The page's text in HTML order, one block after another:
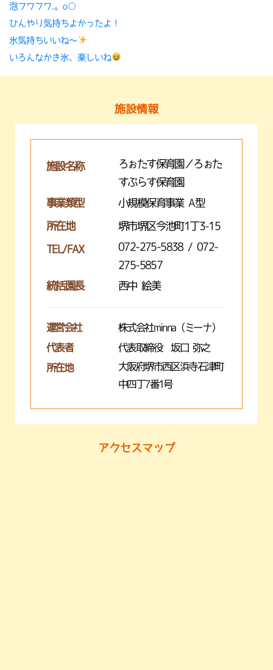
泡フワフワ.。o○
ひんやり気持ちよかったよ！
氷気持ちいいね〜
いろんなかき氷、楽しいね
施設情報
施設名称
ろぉたす保育園／ろぉた
すぷらす保育園
事業類型
小規模保育事業 A型
所在地 堺市堺区今池町1丁3-15
TEL/FAX
072-275-5838 / 072-
275-5857
統括園長
西中 絵美
運営会社 株式会社minna（ミーナ）
代表者 代表取締役 坂口 弥之
所在地
大阪府堺市西区浜寺石津町
中四丁7番1号
アクセスマップ